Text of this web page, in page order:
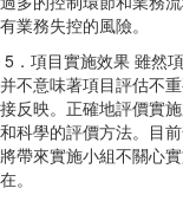
有業務失控的風險。
5．項目實施效果 雖然
并不意味著項目評估不
接反映。正確地評價實
和科學的評價方法。目
將帶來實施小組不關心
在。